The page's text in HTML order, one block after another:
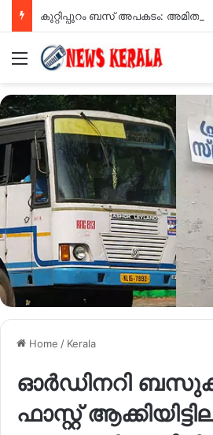
Menu
Home / Kerala
ഓർഡിനറി
ഫാസ്റ്റ്